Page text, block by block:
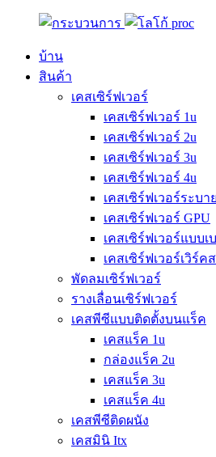
บ้าน
สินค้า
เคสเซิร์ฟเวอร์
เคสเซิร์ฟเวอร์ 1u
เคสเซิร์ฟเวอร์ 2u
เคสเซิร์ฟเวอร์ 3u
เคสเซิร์ฟเวอร์ 4u
เคสเซิร์ฟเวอร์ระบ
เคสเซิร์ฟเวอร์ GPU
เคสเซิร์ฟเวอร์แบบเ
เคสเซิร์ฟเวอร์เวิร์ค
พัดลมเซิร์ฟเวอร์
รางเลื่อนเซิร์ฟเวอร์
เคสพีซีแบบติดตั้งบนแร็ค
เคสแร็ค 1u
กล่องแร็ค 2u
เคสแร็ค 3u
เคสแร็ค 4u
เคสพีซีติดผนัง
เคสมินิ Itx